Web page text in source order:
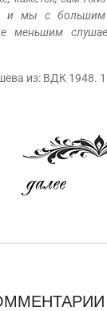
и мы с большим
меньшим
из: ВДК 1948.